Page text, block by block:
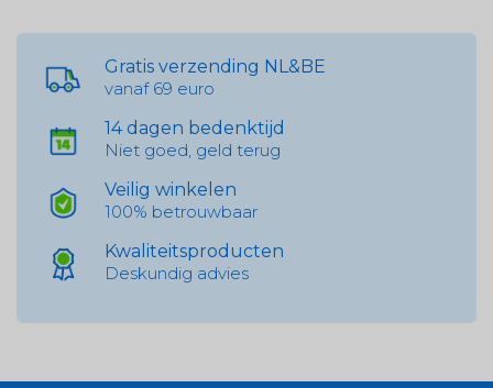
Gratis verzending NL&BE
vanaf 69 euro
14 dagen bedenktijd
Niet goed, geld terug
Veilig winkelen
100% betrouwbaar
Kwaliteitsproducten
Deskundig advies